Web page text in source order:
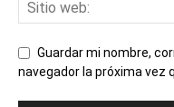
Guardar mi nombre,
navegador la próxima vez